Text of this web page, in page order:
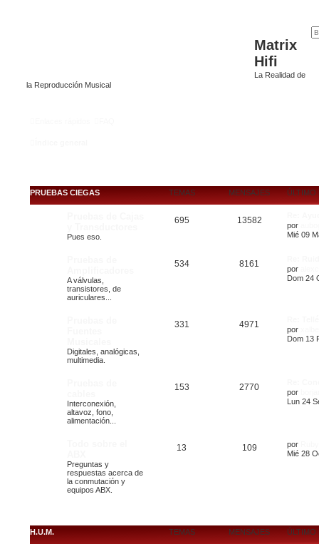
Matrix
Hifi
La Realidad de
la Reproducción Musical
PRUEBAS CIEGAS TEMAS MENSAJES ÚLTIMO
Pues eso.
695 13582
por
Mié 09
A válvulas,
transistores, de
auriculares...
534 8161
por
Dom 24
Digitales, analógicas,
multimedia.
331 4971
por
Dom 13
Interconexión,
altavoz, fono,
alimentación...
153 2770
por
Lun 24
Preguntas y
respuestas acerca de
la conmutación y
equipos ABX.
13 109 por
Mié 28
H.U.M. TEMAS MENSAJES ÚLTIMO